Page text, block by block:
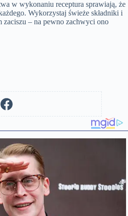
w wykonaniu receptura sprawiają, że
Wykorzystaj świeże składniki i
– na pewno zachwyci ono